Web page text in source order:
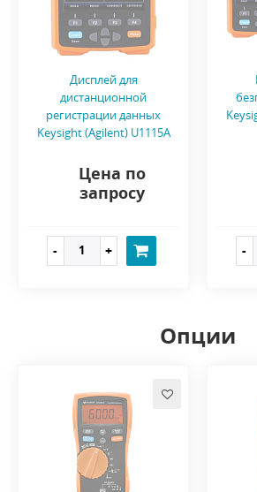
Дисплей для
дистанционной
регистрации данных
Keysight (Agilent) U1115A
Цена по
запросу
Опции